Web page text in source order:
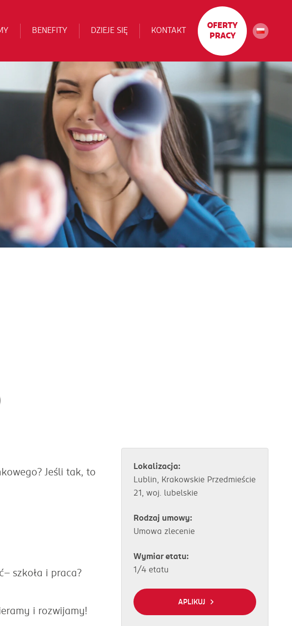
BENEFITY DZIEJE SIĘ KONTAKT
OFERTY
PRACY
Jeśli tak, to
szkoła i praca?
i rozwijamy!
Lokalizacja:
Lublin, Krakowskie Przedmieście
21, woj. lubelskie
Rodzaj umowy:
Umowa zlecenie
Wymiar etatu:
1/4 etatu
APLIKUJ